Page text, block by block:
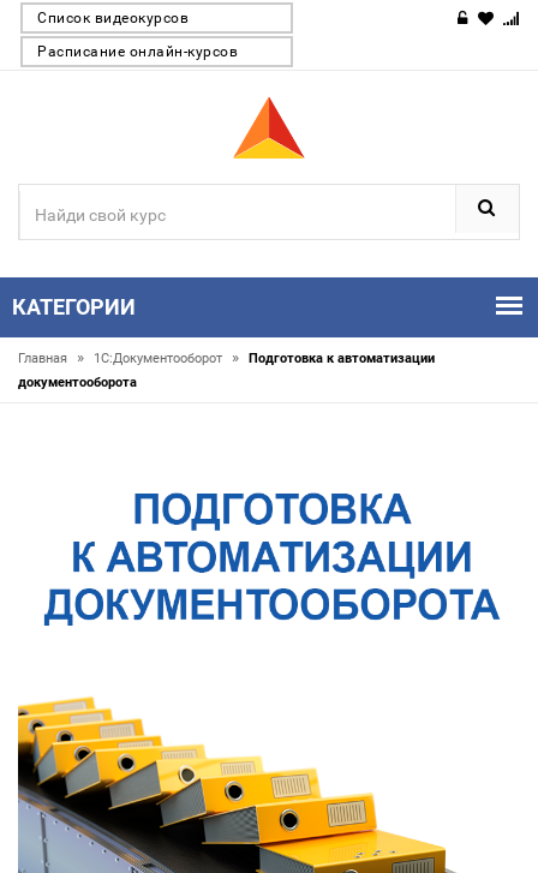
Список видеокурсов
Расписание онлайн-курсов
КАТЕГОРИИ
Главная » 1С:Документооборот »
Подготовка к автоматизации
документооборота